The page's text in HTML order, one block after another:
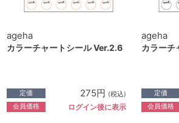
ageha
カラーチャートシール Ver.2.6
定価 275円 (税込)
会員価格 ログイン後に表示
ageha
カラーチ
定価
会員価格